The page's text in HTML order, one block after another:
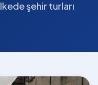
şehir turları